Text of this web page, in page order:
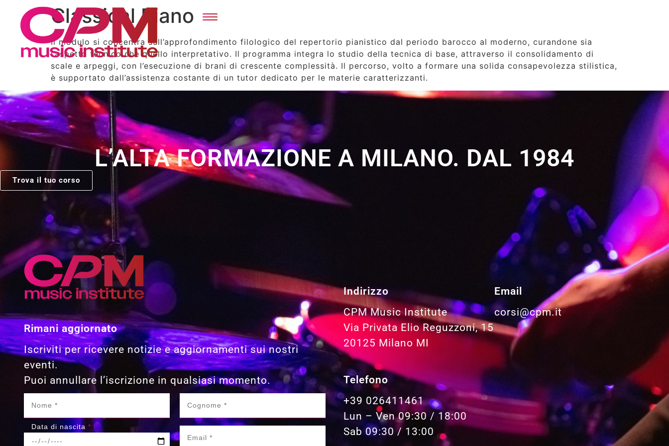
Classical Piano
Il modulo si concentra sull’approfondimento filologico del repertorio pianistico dal periodo barocco al moderno, curandone sia
l’aspetto tecnico che quello interpretativo. Il programma integra lo studio della tecnica di base, attraverso il consolidamento di
scale e arpeggi, con l’esecuzione di brani di crescente complessità. Il percorso, volto a formare una solida consapevolezza stilistica,
è supportato dall’assistenza costante di un tutor dedicato per le materie caratterizzanti.
L’ALTA FORMAZIONE A MILANO. DAL 1984
Trova il tuo corso
Rimani aggiornato
Iscriviti per ricevere notizie e aggiornamenti sui nostri
eventi.
Puoi annullare l’iscrizione in qualsiasi momento.
Data di nascita*
Indirizzo
CPM Music Institute
Via Privata Elio Reguzzoni, 15
20125 Milano MI
Telefono
+39 026411461
Lun – Ven 09:30 / 18:00
Sab 09:30 / 13:00
Email
corsi@cpm.it